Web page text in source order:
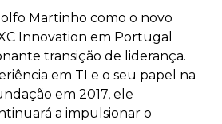
Martinho como o novo
Innovation em Portugal
transição de liderança.
em TI e o seu papel na
em 2017, ele
a impulsionar o